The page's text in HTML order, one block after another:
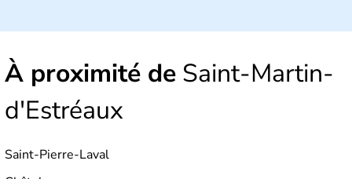
exemple. La région est bordée au Nord-Est par le climat
Sud-Est par le climat méditerranéen.
Histoire et administration
lors de labataille de Gergovie
À proximité de Saint-Martin-
d'Estréaux
Saint-Pierre-Laval